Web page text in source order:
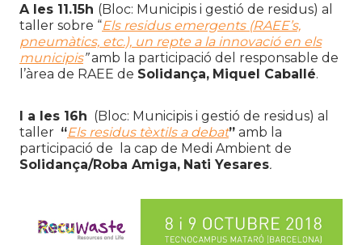
A les 11.15h (Bloc: Municipis i gestió de residus) al
taller sobre “Els residus emergents (RAEE’s,
pneumàtics, etc.), un repte a la innovació en els
municipis”amb la participació del responsable de
l’àrea de RAEE de Solidança, Miquel Caballé.
I a les 16h (Bloc: Municipis i gestió de residus) al
taller “Els residus tèxtils a debat” amb la
participació de
la cap de Medi Ambient de
Solidança/Roba Amiga, Nati Yesares.